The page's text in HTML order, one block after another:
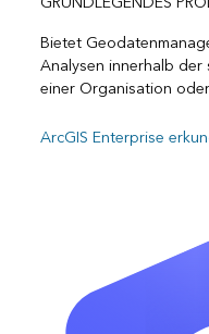
Bietet
Analysen innerhalb
einer Organisation
ArcGIS Enterprise